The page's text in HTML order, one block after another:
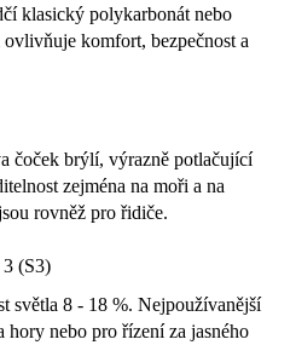
klasický polykarbonát nebo
komfort, bezpečnost a
čoček brýlí, výrazně potlačující
zejména na moři a na
rovněž pro řidiče.
(S3)
světla 8 - 18 %. Nejpoužívanější
nebo pro řízení za jasného